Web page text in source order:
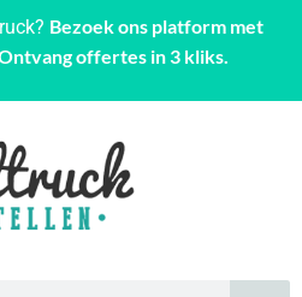
Bezoek ons platform met
offertes in 3 kliks.